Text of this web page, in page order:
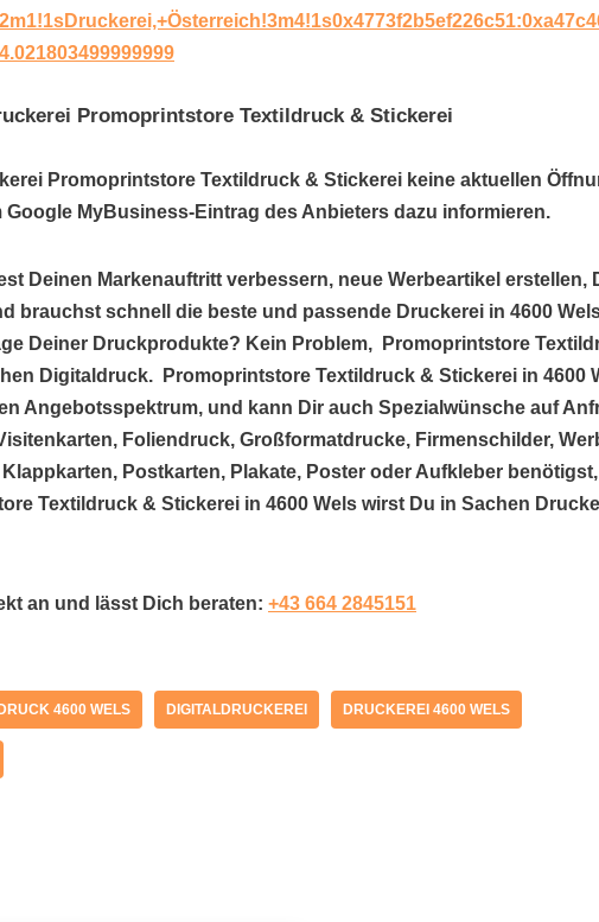
Promoprintstore Textildruck & Stickerei
Promoprintstore Textildruck & Stickerei keine aktuellen
Google MyBusiness-Eintrag des Anbieters dazu informieren.
Deinen Markenauftritt verbessern, neue Werbeartikel erstellen,
brauchst schnell die beste und passende Druckerei in 4600
Deiner Druckprodukte? Kein Problem, Promoprintstore
Digitaldruck. Promoprintstore Textildruck & Stickerei in 4600
Angebotsspektrum, und kann Dir auch Spezialwünsche auf
Foliendruck, Großformatdrucke, Firmenschilder,
Postkarten, Plakate, Poster oder Aufkleber
Textildruck & Stickerei in 4600 Wels wirst Du in Sachen
an und lässt Dich beraten: +43 664 2845151
4600 WELS DIGITALDRUCKEREI DRUCKEREI 4600 WELS